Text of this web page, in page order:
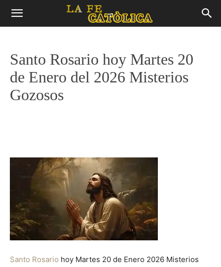
Santo Rosario hoy Martes 20
de Enero del 2026 Misterios
Gozosos
Santo Rosario hoy Martes 20 de Enero 2026 Misterios